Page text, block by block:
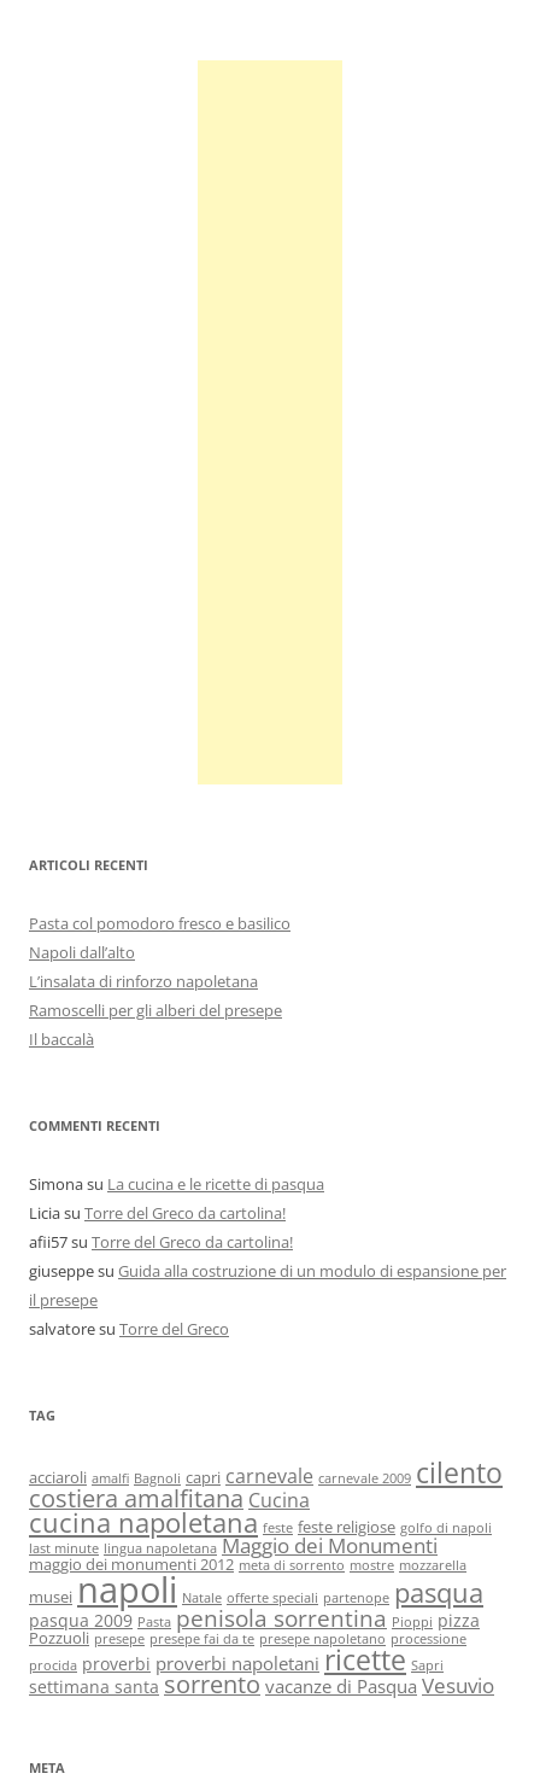
ARTICOLI RECENTI
Pasta col pomodoro fresco e basilico
Napoli dall’alto
L’insalata di rinforzo napoletana
Ramoscelli per gli alberi del presepe
Il baccalà
COMMENTI RECENTI
Simonasu La cucina e le ricette di pasqua
Liciasu Torre del Greco da cartolina!
afii57su Torre del Greco da cartolina!
giuseppesu Guida alla costruzione di un modulo di espansione per
il presepe
salvatoresu Torre del Greco
TAG
acciaroli amalfi Bagnoli capri carnevale carnevale 2009 cilento
costiera amalfitana Cucina
cucina napoletana feste feste religiose golfo di napoli
last minute lingua napoletana Maggio dei Monumenti
maggio dei monumenti 2012 meta di sorrento mostre mozzarella
musei napoli Natale offerte speciali partenope pasqua
pasqua 2009 Pasta penisola sorrentina Pioppi pizza
Pozzuoli presepe presepe fai da te presepe napoletano processione
procida proverbi proverbi napoletani ricette Sapri
settimana santa sorrento vacanze di Pasqua Vesuvio
META